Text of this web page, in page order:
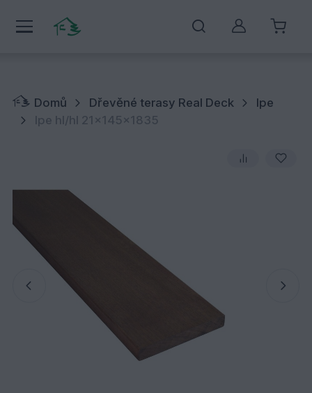
Můj účet
Domů Dřevěné terasy Real Deck
Ipe
Ipe hl/hl 21x145x1835